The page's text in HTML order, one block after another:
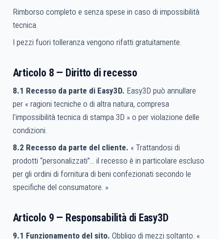
Rimborso completo e senza spese in caso di impossibilità
tecnica.
I pezzi fuori tolleranza vengono rifatti gratuitamente.
Articolo 8 — Diritto di recesso
8.1 Recesso da parte di Easy3D. Easy3D può annullare
per « ragioni tecniche o di altra natura, compresa
l'impossibilità tecnica di stampa 3D » o per violazione delle
condizioni.
8.2 Recesso da parte del cliente. « Trattandosi di
prodotti “personalizzati”… il recesso è in particolare escluso
per gli ordini di fornitura di beni confezionati secondo le
specifiche del consumatore. »
Articolo 9 — Responsabilità di Easy3D
9.1 Funzionamento del sito. Obbligo di mezzi soltanto. «